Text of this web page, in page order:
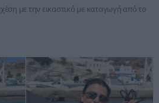
με την εικαστικό με καταγωγή από το